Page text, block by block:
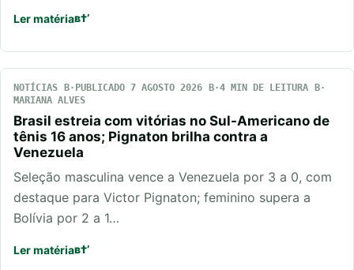
Ler matéria
NOTÍCIAS PUBLICADO 7 AGOSTO 2026
4 MIN DE LEITURA
MARIANA ALVES
Brasil estreia com vitórias no Sul-Americano de
tênis 16 anos; Pignaton brilha contra a
Venezuela
Seleção masculina vence a Venezuela por 3 a 0, com
destaque para Victor Pignaton; feminino supera a
Bolívia por 2 a 1…
Ler matéria